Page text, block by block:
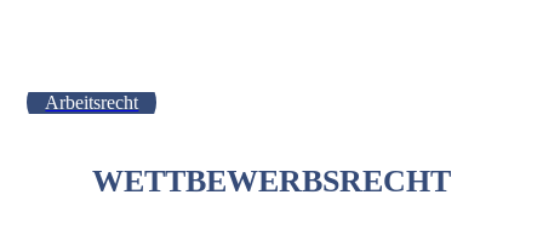
Arbeitsrecht
WETTBEWERBSRECHT